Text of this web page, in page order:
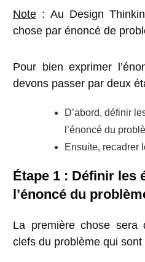
Note : Au Design
chose par énoncé de
Pour bien exprimer
devons passer par deux
D’abord, définir
l’énoncé du
Ensuite, recadrer
Étape 1 : Définir les
l’énoncé du
La première chose sera
clefs du problème qui sont